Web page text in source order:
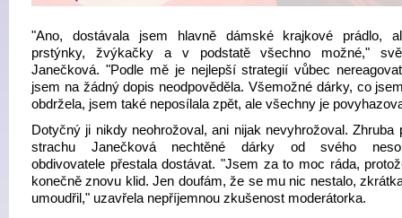
"Ano, dostávala jsem hlavně dámské krajkové prádlo,
prstýnky, žvýkačky a v podstatě všechno možné,"
Janečková. "Podle mě je nejlepší strategií vůbec
jsem na žádný dopis neodpověděla. Všemožné dárky, co
obdržela, jsem také neposílala zpět, ale všechny je
Dotyčný ji nikdy neohrožoval, ani nijak nevyhrožoval. Zhruba
strachu Janečková nechtěné dárky od svého
obdivovatele přestala dostávat. "Jsem za to moc ráda,
konečně znovu klid. Jen doufám, že se mu nic nestalo,
umoudřil," uzavřela nepříjemnou zkušenost moderátorka.